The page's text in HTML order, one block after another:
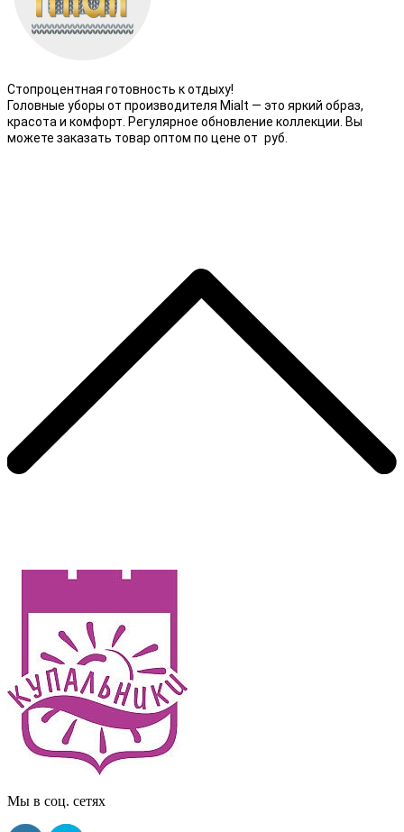
Стопроцентная готовность к отдыху!
Головные уборы от производителя Mialt — это яркий образ,
красота и комфорт. Регулярное обновление коллекции. Вы
можете заказать товар оптом по цене от руб.
Мы в соц. сетях